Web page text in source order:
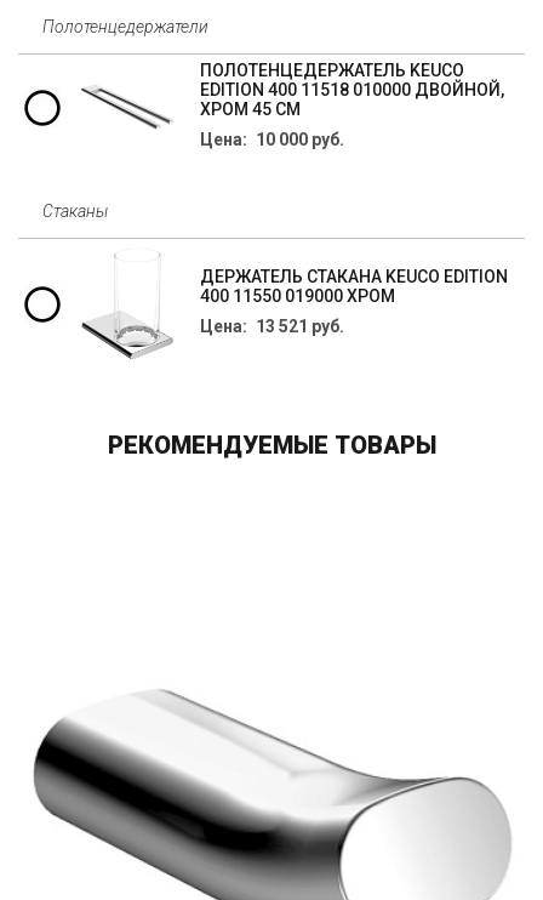
Полотенцедержатели
ПОЛОТЕНЦЕДЕРЖАТЕЛЬ KEUCO
EDITION 400 11518 010000 ДВОЙНОЙ,
ХРОМ 45 СМ
Цена: 10 000 руб.
Стаканы
ДЕРЖАТЕЛЬ СТАКАНА KEUCO EDITION
400 11550 019000 ХРОМ
Цена: 13 521 руб.
РЕКОМЕНДУЕМЫЕ ТОВАРЫ